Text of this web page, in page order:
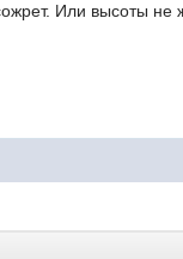
Или высоты не